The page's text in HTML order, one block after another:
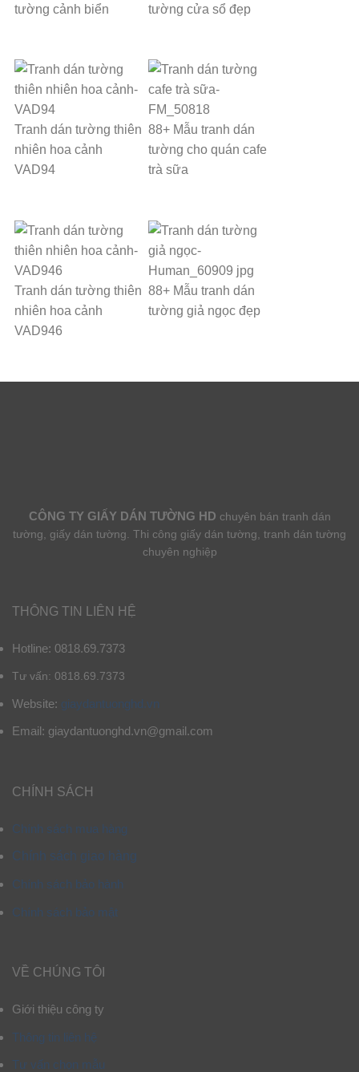
tường cảnh biển
tường cửa sổ đẹp
Tranh dán tường thiên
nhiên hoa cảnh
VAD94
88+ Mẫu tranh dán
tường cho quán cafe
trà sữa
Tranh dán tường thiên
nhiên hoa cảnh
VAD946
88+ Mẫu tranh dán
tường giả ngọc đẹp
CÔNG TY GIẤY DÁN TƯỜNG HD chuyên bán tranh dán
tường, giấy dán tường. Thi công giấy dán tường, tranh dán tường
chuyên nghiệp
THÔNG TIN LIÊN HỆ
Hotline: 0818.69.7373
Tư vấn: 0818.69.7373
Website: giaydantuonghd.vn
Email: giaydantuonghd.vn@gmail.com
CHÍNH SÁCH
Chính sách mua hàng
Chính sách giao hàng
Chính sách bảo hành
Chính sách bảo mật
VỀ CHÚNG TÔI
Giới thiệu công ty
Thông tin liên hệ
Tư vấn chọn mẫu